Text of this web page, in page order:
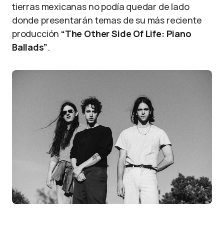
tierras mexicanas no podía quedar de lado
donde presentarán temas de su más reciente
producción “The Other Side Of Life: Piano
Ballads”.